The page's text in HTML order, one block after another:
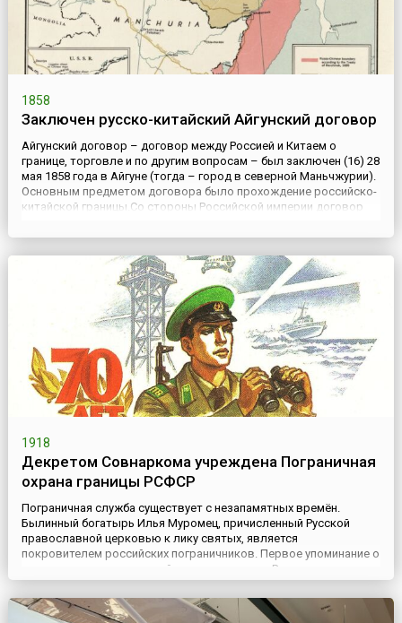
1858
Заключен русско-китайский Айгунский договор
Айгунский договор – договор между Россией и Китаем о
границе, торговле и по другим вопросам – был заключен (16) 28
мая 1858 года в Айгуне (тогда – город в северной Маньчжурии).
Основным предметом договора было прохождение российско-
китайской границы.Со стороны Российской империи договор
императорского величества государя императора Александра
Н...
1918
Декретом Совнаркома учреждена Пограничная
охрана границы РСФСР
Пограничная служба существует с незапамятных времён.
Былинный богатырь Илья Муромец, причисленный Русской
православной церковью к лику святых, является
покровителем российских пограничников. Первое упоминание о
создании государственной погранстражи на Руси – архивное
сообщение 1412 года о том, что князь Василий I «утвердил свою
землю заставами».28 мая 1918 года председатель Совнаркома
В.И. Лен...